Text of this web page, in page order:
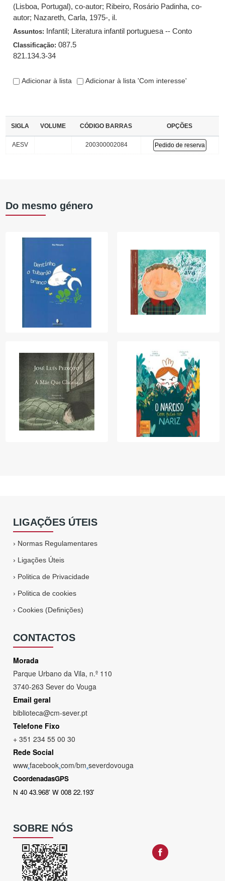
(Lisboa, Portugal), co-autor; Ribeiro, Rosário Padinha, co-
autor; Nazareth, Carla, 1975-, il.
Assuntos: Infantil; Literatura infantil portuguesa -- Conto
Classificação:087.5
821.134.3-34
Adicionar à lista Adicionar à lista 'Com interesse'
SIGLA VOLUME CÓDIGO BARRAS OPÇÕES
AESV 200300002084 Pedido de reserva
Do mesmo género
LIGAÇÕES ÚTEIS
› Normas Regulamentares
› Ligações Úteis
› Politica de Privacidade
› Politica de cookies
›Cookies (Definições)
CONTACTOS
Morada
Parque Urbano da Vila, n.º 110
3740-263 Sever do Vouga
Email geral
biblioteca@cm-sever.pt
Telefone Fixo
+ 351 234 55 00 30
Rede Social
www.facebook.com/bm.severdovouga
CoordenadasGPS
N 40 43.968' W 008 22.193'
SOBRE NÓS